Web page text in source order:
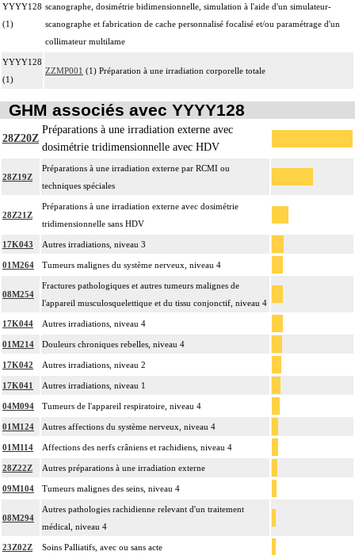
YYYY128
(1)
scanographe, dosimétrie bidimensionnelle, simulation à l'aide d'un simulateur-
scanographe et fabrication de cache personnalisé focalisé et/ou paramétrage d'un
collimateur multilame
YYYY128
(1)
ZZMP001 (1) Préparation à une irradiation corporelle totale
GHM associés avec YYYY128
28Z20Z
Préparations à une irradiation externe avec
dosimétrie tridimensionnelle avec HDV
28Z19Z
Préparations à une irradiation externe par RCMI ou
techniques spéciales
28Z21Z
Préparations à une irradiation externe avec dosimétrie
tridimensionnelle sans HDV
17K043 Autres irradiations, niveau 3
01M264 Tumeurs malignes du système nerveux, niveau 4
08M254
Fractures pathologiques et autres tumeurs malignes de
l'appareil musculosquelettique et du tissu conjonctif, niveau 4
17K044 Autres irradiations, niveau 4
01M214 Douleurs chroniques rebelles, niveau 4
17K042 Autres irradiations, niveau 2
17K041 Autres irradiations, niveau 1
04M094 Tumeurs de l'appareil respiratoire, niveau 4
01M124 Autres affections du système nerveux, niveau 4
01M114 Affections des nerfs crâniens et rachidiens, niveau 4
28Z22Z Autres préparations à une irradiation externe
09M104 Tumeurs malignes des seins, niveau 4
08M294
Autres pathologies rachidienne relevant d'un traitement
médical, niveau 4
23Z02Z Soins Palliatifs, avec ou sans acte